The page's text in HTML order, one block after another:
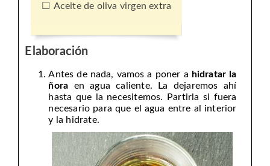
Aceite de oliva virgen extra
Elaboración
Antes de nada, vamos a poner a hidratar la
ñora en agua caliente. La dejaremos ahí
hasta que la necesitemos. Partirla si fuera
necesario para que el agua entre al interior
y la hidrate.